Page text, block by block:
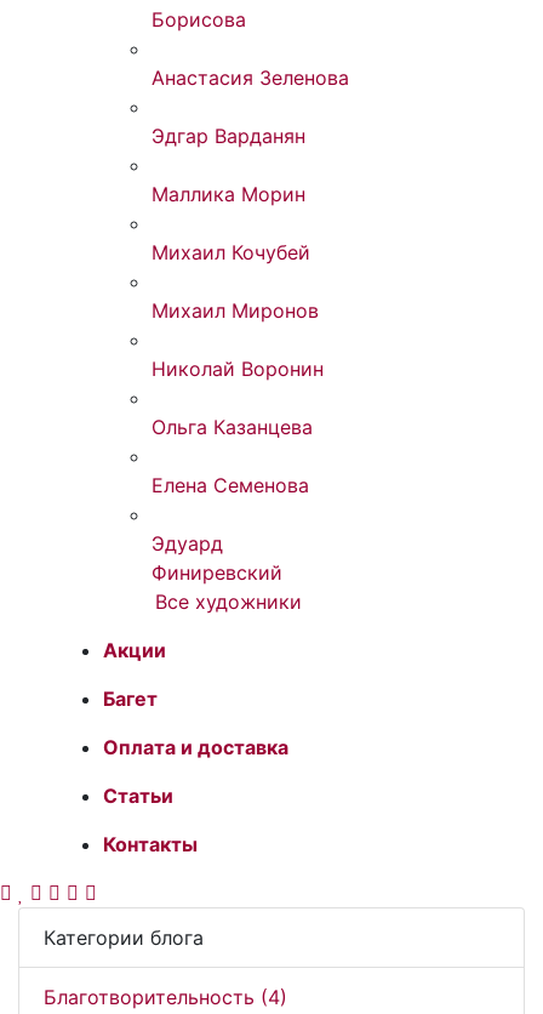
Борисова
Анастасия Зеленова
Эдгар Варданян
Маллика Морин
Михаил Кочубей
Михаил Миронов
Николай Воронин
Ольга Казанцева
Елена Семенова
Эдуард
Финиревский
Все художники
Акции
Багет
Оплата и доставка
Статьи
Контакты
Категории блога
Благотворительность (4)